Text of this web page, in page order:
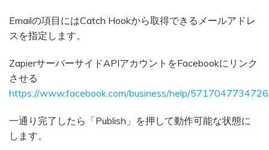
Emailの項目にはCatch Hookから取得できるメールアドレ
スを指定します。
ZapierサーバーサイドAPIアカウントをFacebookにリンク
させる
https://www.facebook.com/business/help/
一通り完了したら「Publish」を押して動作可能な状態に
します。